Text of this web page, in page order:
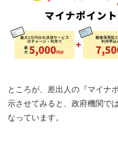
ところが、差出人の『マイナ
示させてみると、政府機関で
なっています。